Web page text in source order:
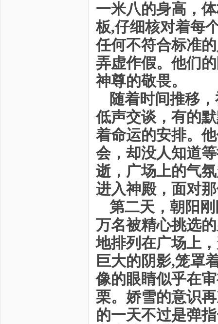
一米八的身高，
板,仔细核对着每
任何不符合标准
弄虚作假。他们
神尊的敬畏。
随着时间推移
低声交谈，有的
着命运的安排。
会，却没人知道
逝，广场上的气
进入神殿，面对
第二天，朝阳
万名被精心挑选
地排列在广场上
巨大的阴影,笼罩
像的眼睛似乎在
栗。娇雪的意识
的一天不过是弹